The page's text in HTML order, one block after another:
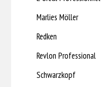
Marlies Möller
Redken
Revlon Professional
Schwarzkopf